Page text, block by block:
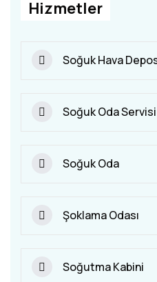
Hizmetler
Soğuk Hava
Soğuk Oda Servisi
Soğuk Oda
Şoklama Odası
Soğutma Kabini